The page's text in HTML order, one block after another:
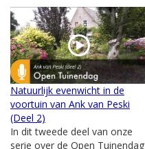
Natuurlijk evenwicht in de
voortuin van Ank van Peski
(Deel 2)
In dit tweede deel van onze
serie over de Open Tuinendag